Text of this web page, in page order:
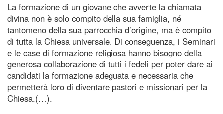
La formazione di un giovane che avverte la chiamata
divina non è solo compito della sua famiglia, né
tantomeno della sua parrocchia d’origine, ma è compito
di tutta la Chiesa universale. Di conseguenza, i Seminari
e le case di formazione religiosa hanno bisogno della
generosa collaborazione di tutti i fedeli per poter dare ai
candidati la formazione adeguata e necessaria che
permetterà loro di diventare pastori e missionari per la
Chiesa.(…).